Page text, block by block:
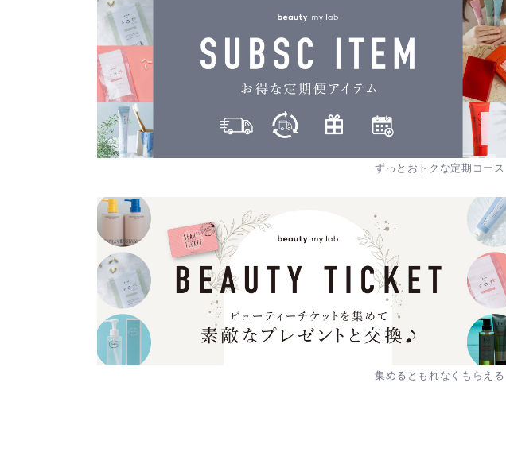
ずっとおトクな定期コース
集めるともれなくもらえる